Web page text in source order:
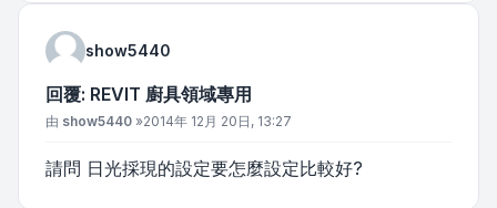
show5440
回覆: REVIT 廚具領域專用
文章
由 show5440 »2014年 12月 20日, 13:27
請問 日光採現的設定要怎麼設定比較好?